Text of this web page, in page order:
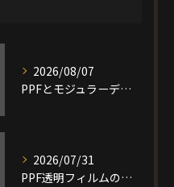
2026/08/07
PPFとモジュラーデザイン施工を大阪府大阪市旭区で選ぶ際の比較ポイントと最適なプラン選び完全ガイド
2026/07/31
PPF透明フィルムの特徴と費用相場を短時間で理解し愛車を守る選び方ガイド